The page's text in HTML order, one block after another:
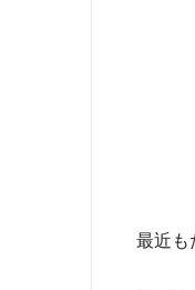
最近も